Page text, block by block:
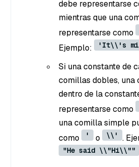
debe representarse
mientras que una
representarse como
Ejemplo:
'It\\'s
Si una constante de
comillas dobles, una
dentro de la
representarse como
una comilla simple
como
' o \\' .
"He said \\"Hi\\""